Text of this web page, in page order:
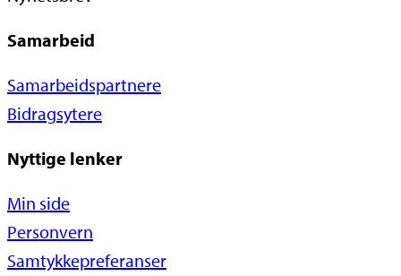
Samarbeid
Samarbeidspartnere
Bidragsytere
Nyttige lenker
Min side
Personvern
Samtykkepreferanser